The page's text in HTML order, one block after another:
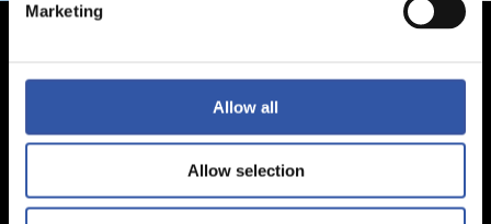
Marketing
Allow all
Allow selection